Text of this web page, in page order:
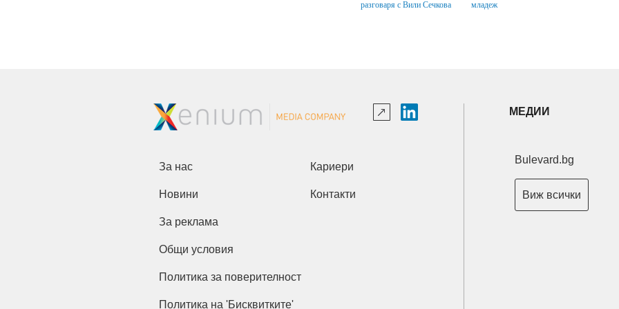
разговаря с Вили Сечкова
младеж
За нас Кариери
Новини Контакти
За реклама
Общи условия
Политика за поверителност
Политика на 'Бисквитките'
МЕДИИ
Bulevard.bg
Виж всички